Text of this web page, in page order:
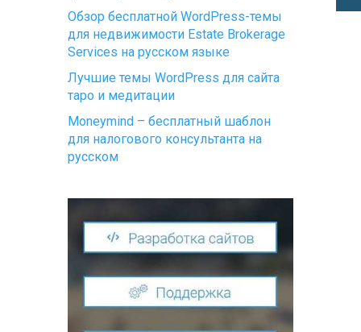
Обзор бесплатной WordPress-темы
для недвижимости Estate Brokerage
Services на русском языке
Лучшие темы WordPress для сайта
таро и медитации
Moneymind – бесплатный шаблон
для налогового консультанта на
русском